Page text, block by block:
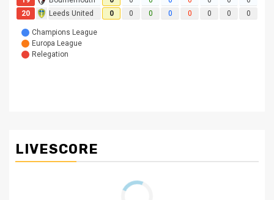
LIVESCORE